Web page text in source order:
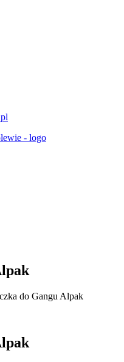
do Gangu Alpak